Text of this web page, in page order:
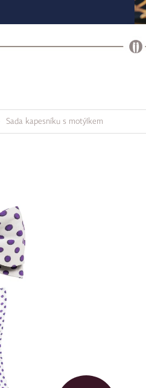
Sada kapesníku s motýlkem